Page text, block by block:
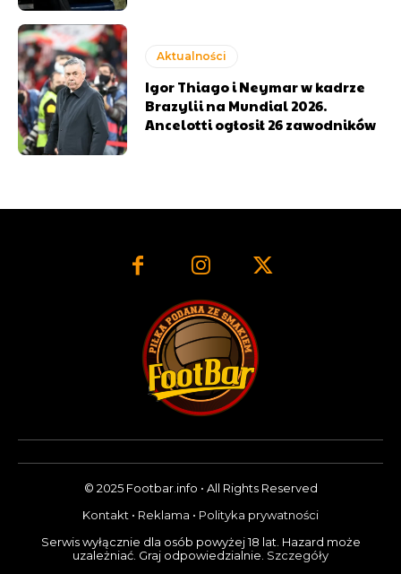
Aktualności
Igor Thiago i Neymar w kadrze
Brazylii na Mundial 2026.
Ancelotti ogłosił 26 zawodników
© 2025 Footbar.info • All Rights Reserved
Kontakt • Reklama • Polityka prywatności
Serwis wyłącznie dla osób powyżej 18 lat. Hazard może
uzależniać. Graj odpowiedzialnie. Szczegóły